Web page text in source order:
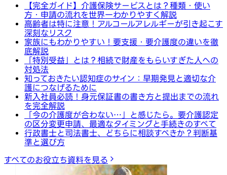
【完全ガイド】介護保険サービスとは？種類・使い
方・申請の流れを世界一わかりやすく解説
高齢者は特に注意！アルコールアレルギーが引き起こす
深刻なリスク
家族にもわかりやすい！要支援・要介護度の違いを徹
底解説
「特別受益」とは？相続で財産をもらいすぎた人への
対処法
知っておきたい認知症のサイン：早期発見と適切な介
護につなげるために
新入社員必読！身元保証書の書き方と提出までの流れ
を完全解説
「今の介護度が合わない…」と感じたら。要介護認定
の区分変更申請、最適なタイミングと手続きのすべて
行政書士と司法書士、どちらに相談すべきか？判断基
準と選び方
すべてのお役立ち資料を見る